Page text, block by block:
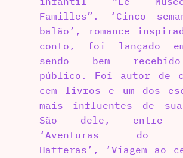
Familles”. ‘Cinco
balão’, romance
conto, foi lançado
sendo bem
público. Foi autor de
cem livros e um dos
mais influentes de sua
São dele, entre
‘Aventuras do
Hatteras’, ‘Viagem ao